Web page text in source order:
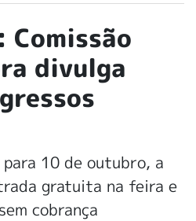
divulga
10 de outubro, a
gratuita na feira e
cobrança